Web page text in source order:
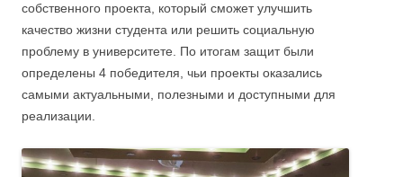
собственного проекта, который сможет улучшить
качество жизни студента или решить социальную
проблему в университете. По итогам защит были
определены 4 победителя, чьи проекты оказались
самыми актуальными, полезными и доступными для
реализации.